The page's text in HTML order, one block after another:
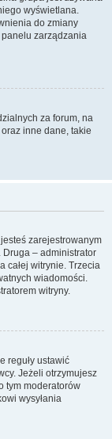
wyświetlana.
do zmiany
zarządzania
za forum, na
inne dane, takie
zarejestrowanym
– administrator
całej witrynie. Trzecia
wiadomości.
witryny.
reguły ustawić
Jeżeli otrzymujesz
tym moderatorów
wysyłania